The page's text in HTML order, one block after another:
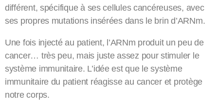
différent, spécifique à ses cellules cancéreuses, avec
ses propres mutations insérées dans le brin d’ARNm.
Une fois injecté au patient, l’ARNm produit un peu de
cancer… très peu, mais juste assez pour stimuler le
système immunitaire. L’idée est que le système
immunitaire du patient réagisse au cancer et protège
notre corps.